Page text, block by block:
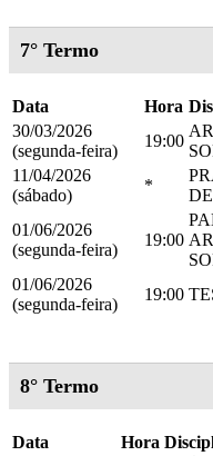
7° Termo
Data Hora
30/03/2026
(segunda-feira)
19:00
11/04/2026
(sábado)
*
01/06/2026
(segunda-feira)
19:00
01/06/2026
(segunda-feira)
19:00
8° Termo
Data Hora